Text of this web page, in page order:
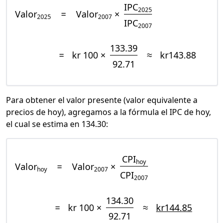
Valor2025 = Valor2007 ×
IPC2025
IPC2007
= kr 100 ×
133.39
92.71
≈ kr143.88
Para obtener el valor presente (valor equivalente a
precios de hoy), agregamos a la fórmula el IPC de hoy,
el cual se estima en 134.30:
Valorhoy = Valor2007 ×
CPIhoy
CPI2007
= kr 100 ×
134.30
92.71
≈ kr144.85